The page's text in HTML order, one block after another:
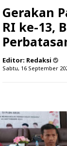
Gerakan
RI ke-13,
Editor: Redaksi
Sabtu, 16 September